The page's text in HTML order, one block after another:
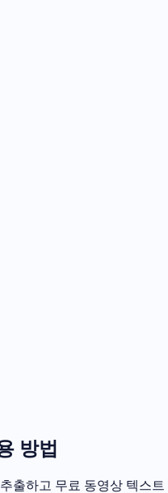
방법
출하고 무료 동영상 텍스트